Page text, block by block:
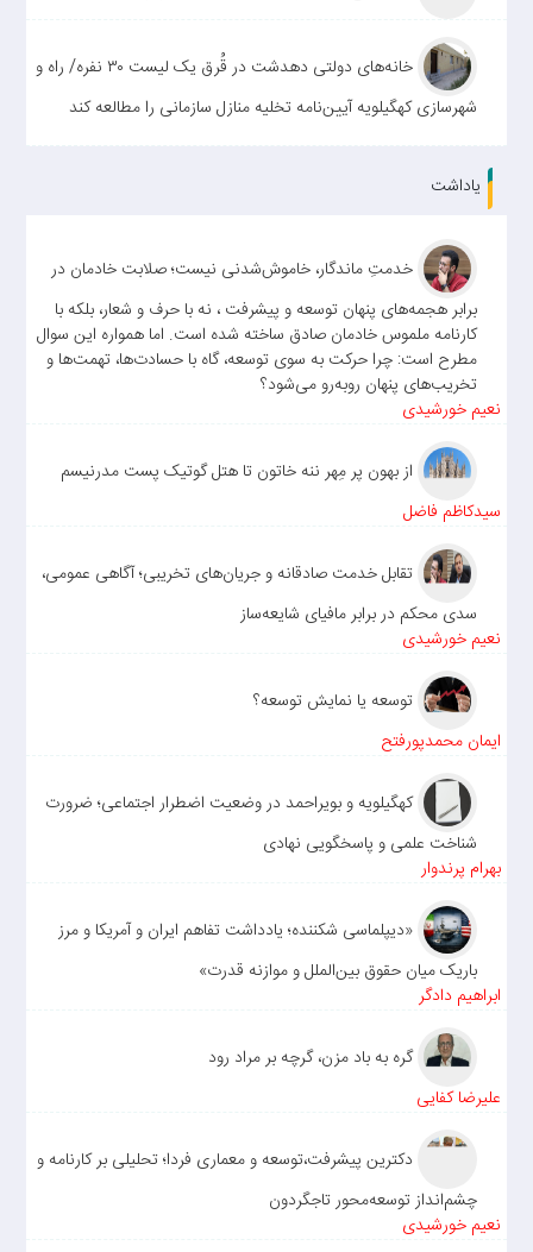
خانه‌های دولتی دهدشت در قُرق یک لیست ۳۰ نفره/ راه و
شهرسازی کهگیلویه آیین‌نامه تخلیه منازل سازمانی را مطالعه کند
یاداشت
خدمتِ ماندگار، خاموش‌شدنی نیست؛ صلابت خادمان در
برابر هجمه‌های پنهان توسعه و پیشرفت ، نه با حرف و شعار، بلکه با
کارنامه ملموس خادمان صادق ساخته شده است. اما همواره این سوال
مطرح است: چرا حرکت به سوی توسعه، گاه با حسادت‌ها، تهمت‌ها و
تخریب‌های پنهان روبه‌رو می‌شود؟
نعیم خورشیدی
از بهون پر مِهر ننه خاتون تا هتل گوتیک پست مدرنیسم
سیدکاظم فاضل
تقابل خدمت صادقانه و جریان‌های تخریبی؛ آگاهی عمومی،
سدی محکم در برابر مافیای شایعه‌ساز
نعیم خورشیدی
توسعه یا نمایش توسعه؟
ایمان محمدپورفتح
کهگیلویه و بویراحمد در وضعیت اضطرار اجتماعی؛ ضرورت
شناخت علمی و پاسخگویی نهادی
بهرام پرندوار
«دیپلماسی شکننده؛ یادداشت تفاهم ایران و آمریکا و مرز
باریک میان حقوق بین‌الملل و موازنه قدرت»
ابراهیم دادگر
گره به باد مزن، گرچه بر مراد رود
علیرضا کفایی
دکترین پیشرفت،توسعه و معماری فردا؛ تحلیلی بر کارنامه و
چشم‌انداز توسعه‌محور تاجگردون
نعیم خورشیدی